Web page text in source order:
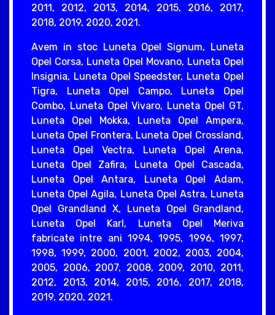
2011, 2012, 2013, 2014, 2015, 2016, 2017,
2018, 2019, 2020, 2021.
Avem in stoc Luneta Opel Signum, Luneta
Opel Corsa, Luneta Opel Movano, Luneta Opel
Insignia, Luneta Opel Speedster, Luneta Opel
Tigra, Luneta Opel Campo, Luneta Opel
Combo, Luneta Opel Vivaro, Luneta Opel GT,
Luneta Opel Mokka, Luneta Opel Ampera,
Luneta Opel Frontera, Luneta Opel Crossland,
Luneta Opel Vectra, Luneta Opel Arena,
Luneta Opel Zafira, Luneta Opel Cascada,
Luneta Opel Antara, Luneta Opel Adam,
Luneta Opel Agila, Luneta Opel Astra, Luneta
Opel Grandland X, Luneta Opel Grandland,
Luneta Opel Karl, Luneta Opel Meriva
fabricate intre ani 1994, 1995, 1996, 1997,
1998, 1999, 2000, 2001, 2002, 2003, 2004,
2005, 2006, 2007, 2008, 2009, 2010, 2011,
2012, 2013, 2014, 2015, 2016, 2017, 2018,
2019, 2020, 2021.